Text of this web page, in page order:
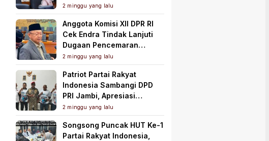
Menyeluruh Program MBG
2 minggu yang lalu
Anggota Komisi XII DPR RI
Cek Endra Tindak Lanjuti
Dugaan Pencemaran
Lingkungan PT Samudera
Mahkota Mas
2 minggu yang lalu
Patriot Partai Rakyat
Indonesia Sambangi DPD
PRI Jambi, Apresiasi
Kesiapan dan Dukung Asta
Cita Presiden
2 minggu yang lalu
Songsong Puncak HUT Ke-1
Partai Rakyat Indonesia,